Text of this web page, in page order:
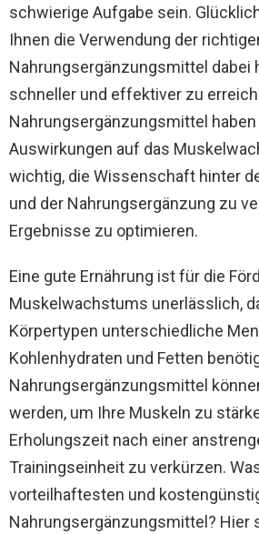
schwierige Aufgabe sein.
Ihnen die Verwendung der
Nahrungsergänzungsmittel dabei
schneller und effektiver zu
Nahrungsergänzungsmittel
Auswirkungen auf das
wichtig, die Wissenschaft hinter
und der Nahrungsergänzung zu
Ergebnisse zu optimieren.
Eine gute Ernährung ist für die
Muskelwachstums unerlässlich,
Körpertypen unterschiedliche
Kohlenhydraten und Fetten
Nahrungsergänzungsmittel
werden, um Ihre Muskeln zu
Erholungszeit nach einer
Trainingseinheit zu verkürzen.
vorteilhaftesten und
Nahrungsergänzungsmittel? Hier